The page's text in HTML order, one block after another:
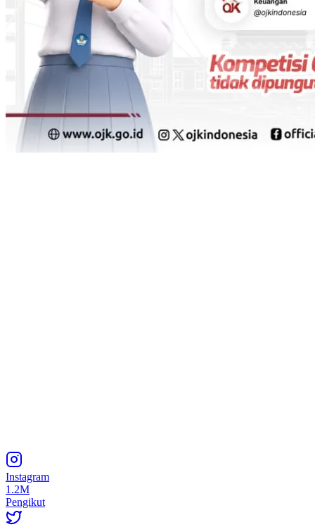
Instagram
1.2M
Pengikut